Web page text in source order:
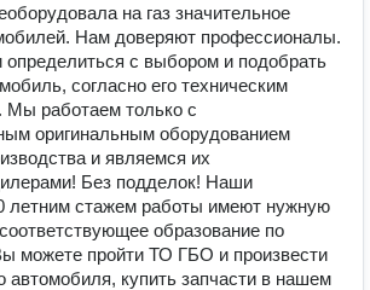
на газ значительное
Нам доверяют профессионалы.
с выбором и подобрать
согласно его техническим
Мы работаем только с
оригинальным оборудованием
и являемся их
Без подделок! Наши
летним стажем работы имеют нужную
образование по
можете пройти ТО ГБО и произвести
автомобиля, купить запчасти в нашем